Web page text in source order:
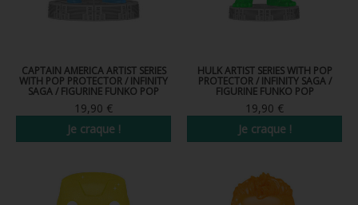
PORTE-CLÉS POCKET POP
FUNKO VINYL SODA
CAPTAIN AMERICA ARTIST SERIES
WITH POP PROTECTOR / INFINITY
SAGA / FIGURINE FUNKO POP
19,90 €
Je craque !
HULK ARTIST SERIES WITH POP
PROTECTOR / INFINITY SAGA /
FIGURINE FUNKO POP
19,90 €
Je craque !